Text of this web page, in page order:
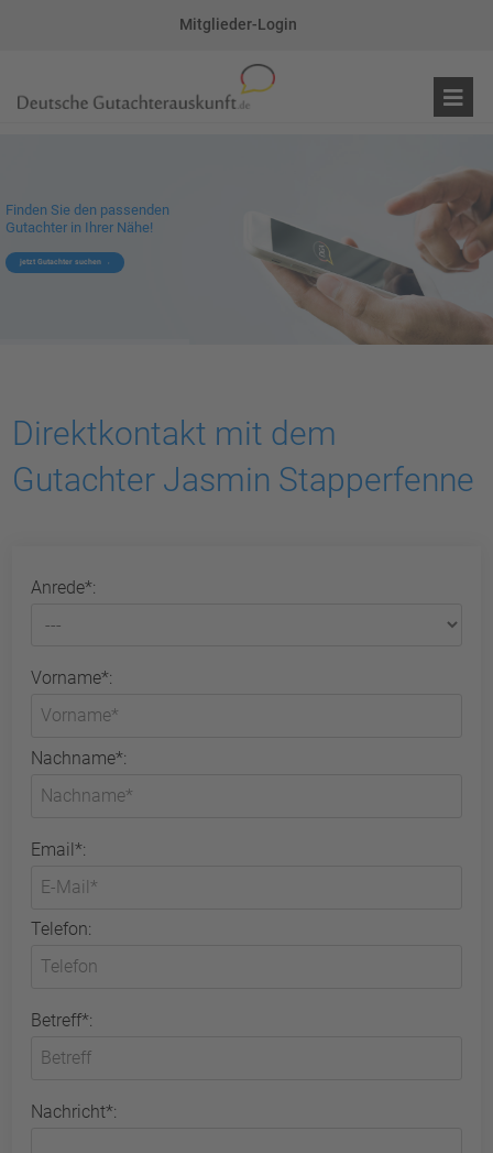
Mitglieder-Login
Finden Sie den passenden
Gutachter in Ihrer Nähe!
jetzt Gutachter suchen
Direktkontakt mit dem
Gutachter Jasmin Stapperfenne
Anrede*:
Vorname*:
Nachname*:
Email*:
Telefon:
Betreff*:
Nachricht*: